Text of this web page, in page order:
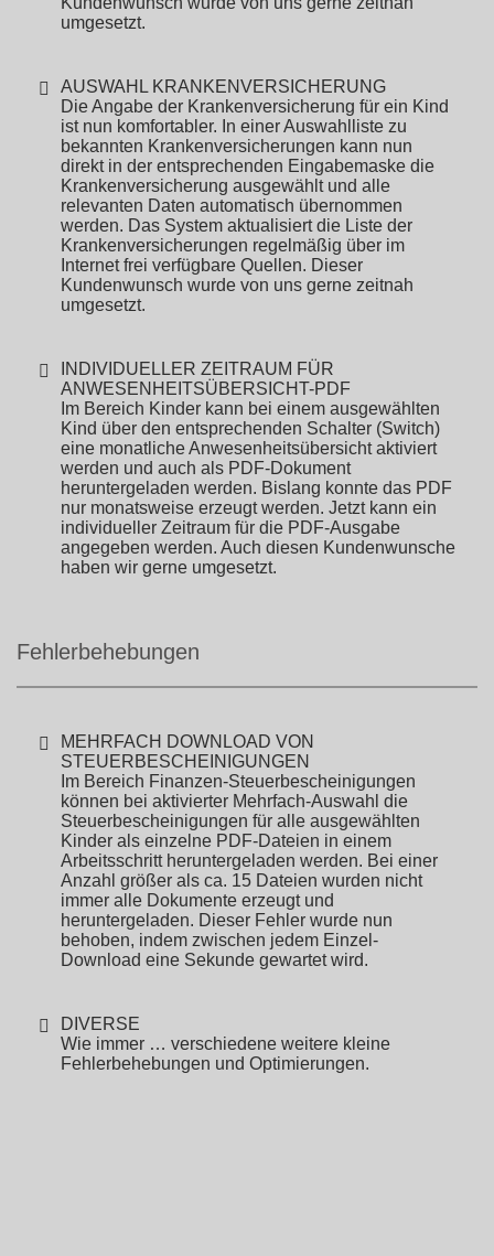
umgesetzt.
AUSWAHL KRANKENVERSICHERUNG
Die Angabe der Krankenversicherung für ein Kind
ist nun komfortabler. In einer Auswahlliste zu
bekannten Krankenversicherungen kann nun
direkt in der entsprechenden Eingabemaske die
Krankenversicherung ausgewählt und alle
relevanten Daten automatisch übernommen
werden. Das System aktualisiert die Liste der
Krankenversicherungen regelmäßig über im
Internet frei verfügbare Quellen. Dieser
Kundenwunsch wurde von uns gerne zeitnah
umgesetzt.
INDIVIDUELLER ZEITRAUM FÜR
ANWESENHEITSÜBERSICHT-PDF
Im Bereich Kinder kann bei einem ausgewählten
Kind über den entsprechenden Schalter (Switch)
eine monatliche Anwesenheitsübersicht aktiviert
werden und auch als PDF-Dokument
heruntergeladen werden. Bislang konnte das PDF
nur monatsweise erzeugt werden. Jetzt kann ein
individueller Zeitraum für die PDF-Ausgabe
angegeben werden. Auch diesen Kundenwunsche
haben wir gerne umgesetzt.
Fehlerbehebungen
MEHRFACH DOWNLOAD VON
STEUERBESCHEINIGUNGEN
Im Bereich Finanzen-Steuerbescheinigungen
können bei aktivierter Mehrfach-Auswahl die
Steuerbescheinigungen für alle ausgewählten
Kinder als einzelne PDF-Dateien in einem
Arbeitsschritt heruntergeladen werden. Bei einer
Anzahl größer als ca. 15 Dateien wurden nicht
immer alle Dokumente erzeugt und
heruntergeladen. Dieser Fehler wurde nun
behoben, indem zwischen jedem Einzel-
Download eine Sekunde gewartet wird.
DIVERSE
Wie immer … verschiedene weitere kleine
Fehlerbehebungen und Optimierungen.